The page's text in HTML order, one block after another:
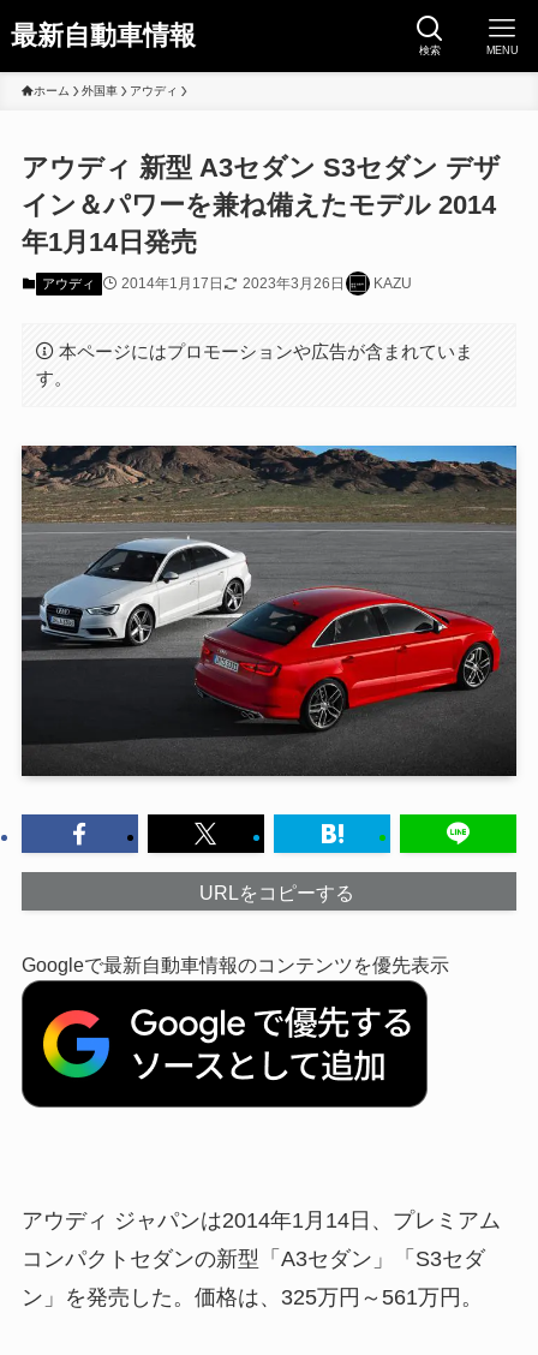
最新自動車情報 検索 MENU
ホーム 外国車 アウディ
アウディ 新型 A3セダン S3セダン デザ
イン＆パワーを兼ね備えたモデル 2014
年1月14日発売
アウディ 2014年1月17日 2023年3月26日 KAZU
本ページにはプロモーションや広告が含まれていま
す。
URLをコピーする
Googleで最新自動車情報のコンテンツを優先表示
アウディ ジャパンは2014年1月14日、プレミアム
コンパクトセダンの新型「A3セダン」「S3セダ
ン」を発売した。価格は、325万円～561万円。